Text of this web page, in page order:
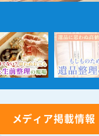
メディア掲載情報